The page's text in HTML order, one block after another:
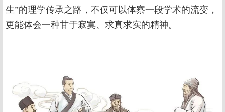
生”的理学传承之路，不仅可以体察一段学术的流变，
更能体会一种甘于寂寞、求真求实的精神。